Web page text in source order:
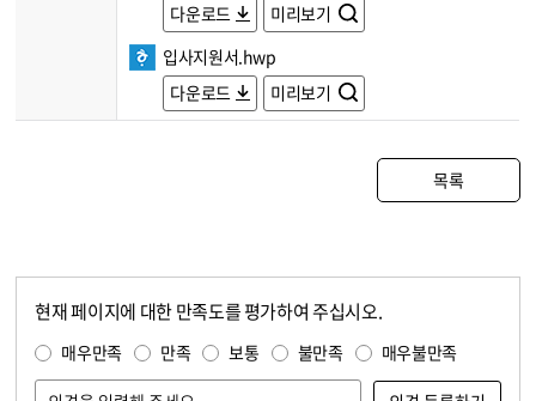
다운로드
미리보기
입사지원서.hwp
다운로드
미리보기
목록
현재 페이지에 대한 만족도를 평가하여 주십시오.
매우만족 만족 보통 불만족 매우불만족